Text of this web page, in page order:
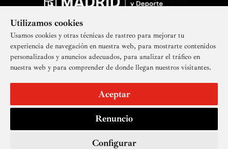
Utilizamos cookies
Usamos cookies y otras técnicas de rastreo para mejorar tu
experiencia de navegación en nuestra web, para mostrarte contenidos
personalizados y anuncios adecuados, para analizar el tráfico en
nuestra web y para comprender de donde llegan nuestros visitantes.
Aceptar
Renuncio
Configurar
Suscríbete a nuestra newsletter
AccesibilidadDerechos de imagen
Política de privacidadContactoCookies